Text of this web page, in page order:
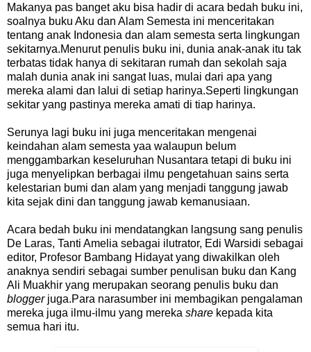
Makanya pas banget aku bisa hadir di acara bedah buku ini,
soalnya buku Aku dan Alam Semesta ini menceritakan
tentang anak Indonesia dan alam semesta serta lingkungan
sekitarnya.Menurut penulis buku ini, dunia anak-anak itu tak
terbatas tidak hanya di sekitaran rumah dan sekolah saja
malah dunia anak ini sangat luas, mulai dari apa yang
mereka alami dan lalui di setiap harinya.Seperti lingkungan
sekitar yang pastinya mereka amati di tiap harinya.
Serunya lagi buku ini juga menceritakan mengenai
keindahan alam semesta yaa walaupun belum
menggambarkan keseluruhan Nusantara tetapi di buku ini
juga menyelipkan berbagai ilmu pengetahuan sains serta
kelestarian bumi dan alam yang menjadi tanggung jawab
kita sejak dini dan tanggung jawab kemanusiaan.
Acara bedah buku ini mendatangkan langsung sang penulis
De Laras, Tanti Amelia sebagai ilutrator, Edi Warsidi sebagai
editor, Profesor Bambang Hidayat yang diwakilkan oleh
anaknya sendiri sebagai sumber penulisan buku dan Kang
Ali Muakhir yang merupakan seorang penulis buku dan
bloggerjuga.Para narasumber ini membagikan pengalaman
mereka juga ilmu-ilmu yang mereka share kepada kita
semua hari itu.